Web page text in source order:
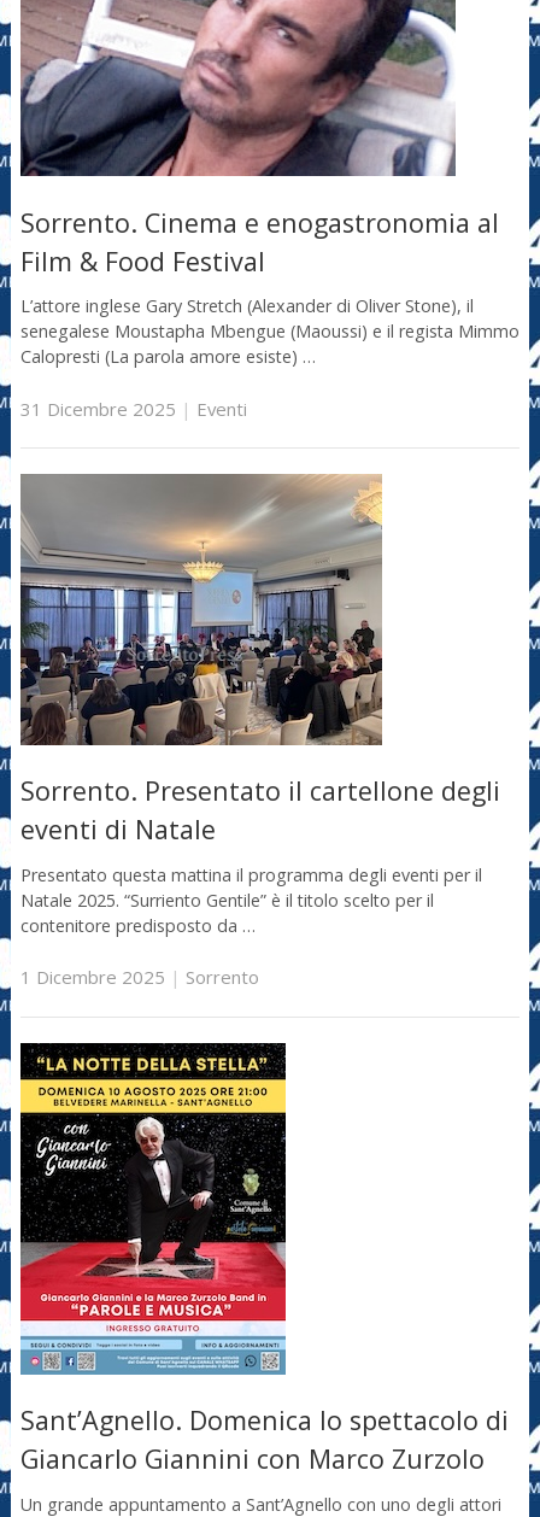
Sorrento. Cinema e enogastronomia al
Film & Food Festival
L’attore inglese Gary Stretch (Alexander di Oliver Stone), il
senegalese Moustapha Mbengue (Maoussi) e il regista Mimmo
Calopresti (La parola amore esiste) …
31 Dicembre 2025 | Eventi
Sorrento. Presentato il cartellone degli
eventi di Natale
Presentato questa mattina il programma degli eventi per il
Natale 2025. “Surriento Gentile” è il titolo scelto per il
contenitore predisposto da …
1 Dicembre 2025 | Sorrento
Sant’Agnello. Domenica lo spettacolo di
Giancarlo Giannini con Marco Zurzolo
Un grande appuntamento a Sant’Agnello con uno degli attori